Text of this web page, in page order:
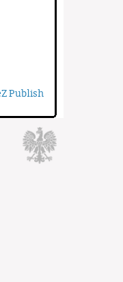
Publish